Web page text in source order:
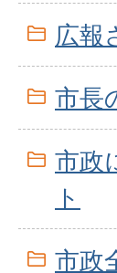
広報
市長
市政
ト
市政